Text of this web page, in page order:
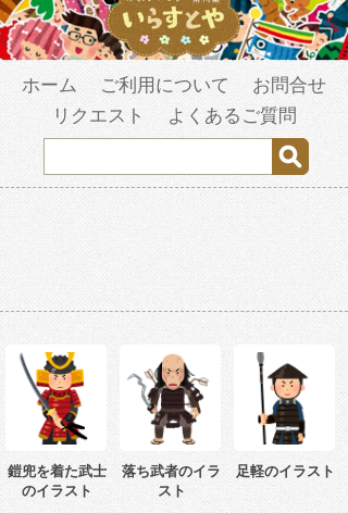
ホーム ご利用について
お問合せ
リクエスト
よくあるご質問
鎧兜を着た武士
のイラスト
落ち武者のイラ
スト
足軽のイラスト